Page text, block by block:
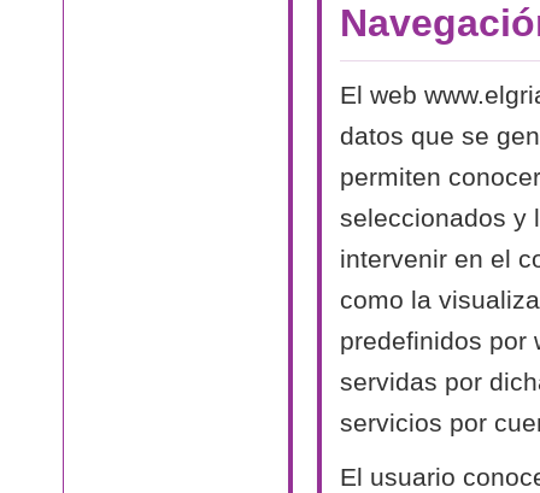
El web
datos que se
permiten
seleccionados y
intervenir en el
como la
predefinidos por
servidas por
servicios por
El usuario